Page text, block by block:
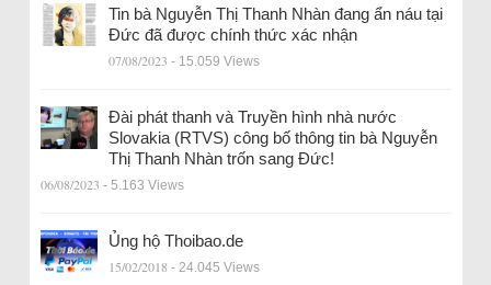
Tin bà Nguyễn Thị Thanh Nhàn đang ẩn náu tại
Đức đã được chính thức xác nhận
07/08/2023 - 15.059 Views
Đài phát thanh và Truyền hình nhà nước
Slovakia (RTVS) công bố thông tin bà Nguyễn
Thị Thanh Nhàn trốn sang Đức!
06/08/2023 - 5.163 Views
Ủng hộ Thoibao.de
15/02/2018 - 24.045 Views